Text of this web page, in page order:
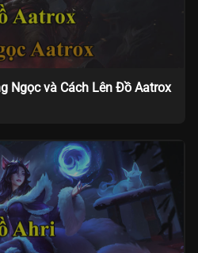
Ngọc và Cách Lên Đồ Aatrox